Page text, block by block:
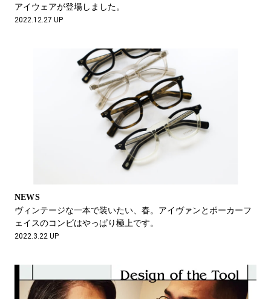
アイウェアが登場しました。
2022.12.27 UP
NEWS
ヴィンテージな一本で装いたい、春。アイヴァンとポーカーフ
ェイスのコンビはやっぱり極上です。
2022.3.22 UP